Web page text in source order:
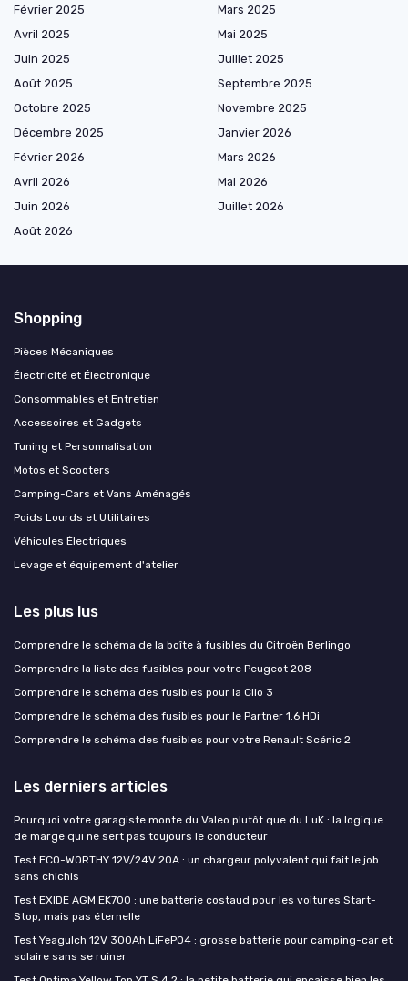
Février 2025
Mars 2025
Avril 2025
Mai 2025
Juin 2025
Juillet 2025
Août 2025
Septembre 2025
Octobre 2025
Novembre 2025
Décembre 2025
Janvier 2026
Février 2026
Mars 2026
Avril 2026
Mai 2026
Juin 2026
Juillet 2026
Août 2026
Shopping
Pièces Mécaniques
Électricité et Électronique
Consommables et Entretien
Accessoires et Gadgets
Tuning et Personnalisation
Motos et Scooters
Camping-Cars et Vans Aménagés
Poids Lourds et Utilitaires
Véhicules Électriques
Levage et équipement d'atelier
Les plus lus
Comprendre le schéma de la boîte à fusibles du Citroën Berlingo
Comprendre la liste des fusibles pour votre Peugeot 208
Comprendre le schéma des fusibles pour la Clio 3
Comprendre le schéma des fusibles pour le Partner 1.6 HDi
Comprendre le schéma des fusibles pour votre Renault Scénic 2
Les derniers articles
Pourquoi votre garagiste monte du Valeo plutôt que du LuK : la logique
de marge qui ne sert pas toujours le conducteur
Test ECO-WORTHY 12V/24V 20A : un chargeur polyvalent qui fait le job
sans chichis
Test EXIDE AGM EK700 : une batterie costaud pour les voitures Start-
Stop, mais pas éternelle
Test Yeagulch 12V 300Ah LiFePO4 : grosse batterie pour camping-car et
solaire sans se ruiner